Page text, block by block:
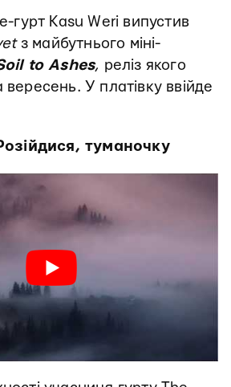
гурт Kasu Weri випустив
з майбутнього міні-
to Ashes, реліз якого
У платівку ввійде
туманочку